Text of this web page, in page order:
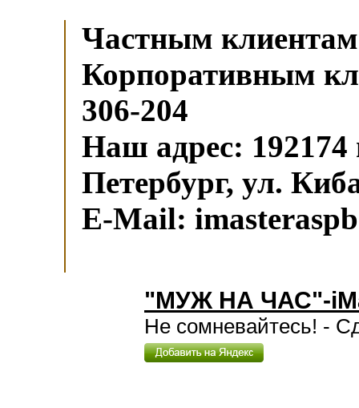
Частным
Корпоративным
306-204
Наш адрес: 192174
Петербург, ул.
E-Mail:
"МУЖ НА ЧАС"-
Не сомневайтесь! -